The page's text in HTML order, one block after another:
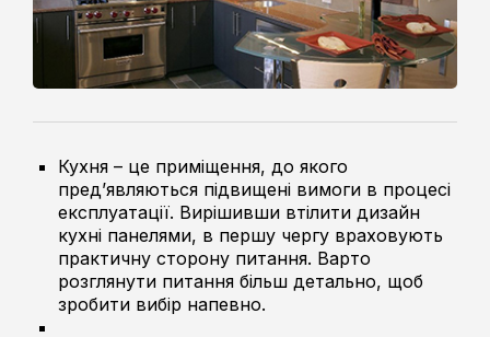
Кухня – це приміщення, до якого
пред’являються підвищені вимоги в процесі
експлуатації. Вирішивши втілити дизайн
кухні панелями, в першу чергу враховують
практичну сторону питання. Варто
розглянути питання більш детально, щоб
зробити вибір напевно.